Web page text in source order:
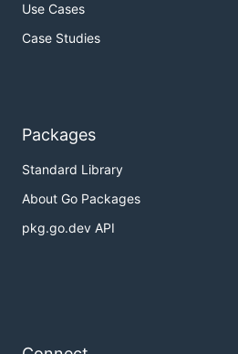
Use Cases
Case Studies
Packages
Standard Library
About Go Packages
pkg.go.dev API